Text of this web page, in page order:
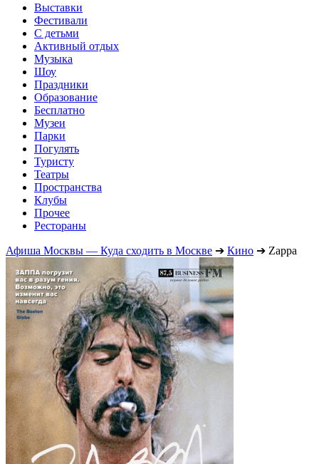
Выставки
Фестивали
С детьми
Активный отдых
Музыка
Шоу
Праздники
Образование
Бесплатно
Музеи
Парки
Погулять
Туристу
Театры
Пространства
Клубы
Прочее
Рестораны
Афиша Москвы — Куда сходить в Москве ➔ Кино ➔ Zappa